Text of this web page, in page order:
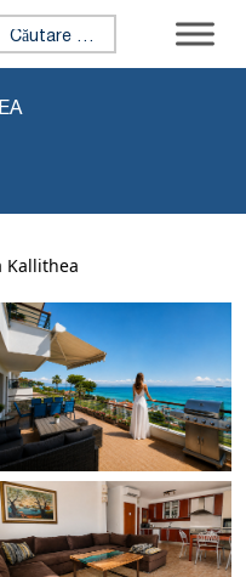
Kallithea